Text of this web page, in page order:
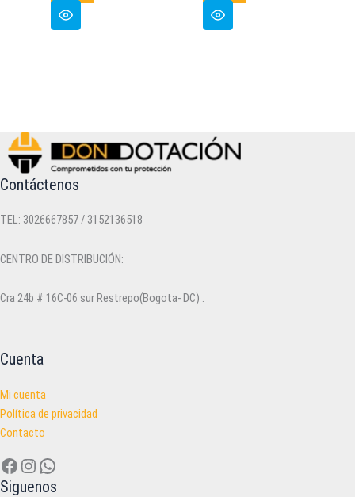
Contáctenos
TEL: 3026667857 / 3152136518
CENTRO DE DISTRIBUCIÓN:
Cra 24b # 16C-06 sur Restrepo(Bogota- DC) .
Cuenta
Mi cuenta
Política de privacidad
Contacto
Facebook
Instagram
WhatsApp
Siguenos